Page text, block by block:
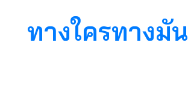
ทางใครทางมัน